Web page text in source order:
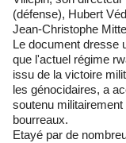
(défense), Hubert
Jean-Christophe
Le document dresse
que l'actuel régime
issu de la victoire
les génocidaires, a
soutenu
bourreaux.
Etayé par de